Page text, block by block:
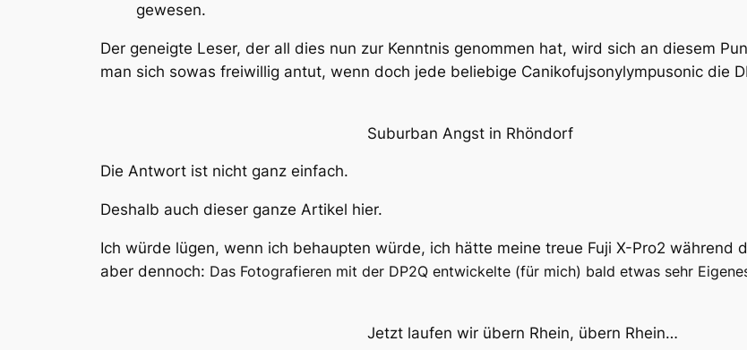
gewesen.
Der geneigte Leser, der all dies nun zur Kenntnis genommen hat, wird sich an diesem
man sich sowas freiwillig antut, wenn doch jede beliebige Canikofujsonylympusonic die
Suburban Angst in Rhöndorf
Die Antwort ist nicht ganz einfach.
Deshalb auch dieser ganze Artikel hier.
Ich würde lügen, wenn ich behaupten würde, ich hätte meine treue Fuji X-Pro2 während
aber dennoch: Das Fotografieren mit der DP2Q entwickelte (für mich) bald etwas sehr
Jetzt laufen wir übern Rhein, übern Rhein…